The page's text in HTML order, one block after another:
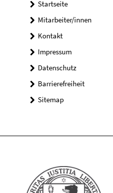
Startseite
Mitarbeiter/innen
Kontakt
Impressum
Datenschutz
Barrierefreiheit
Sitemap